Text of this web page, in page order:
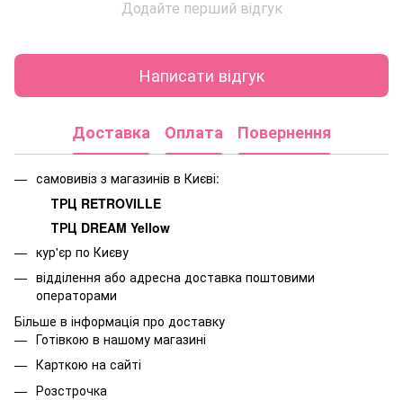
Додайте перший відгук
Написати відгук
Доставка Оплата Повернення
самовивіз з магазинів в Києві:
ТРЦ RETROVILLE
ТРЦ DREAM Yellow
кур'єр по Києву
відділення або адресна доставка поштовими
операторами
Більше в інформація про доставку
Готівкою в нашому магазині
Карткою на сайті
Розстрочка